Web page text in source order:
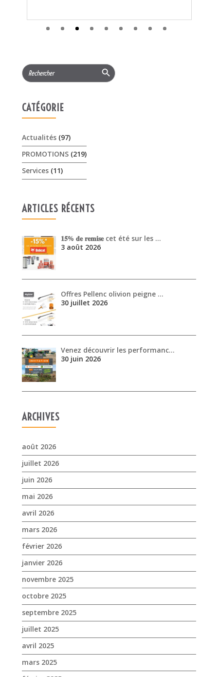
CATÉGORIE
PROMOTIONS
𝟏𝟓% 𝐝𝐞 𝐫𝐞𝐦𝐢𝐬𝐞 cet été sur les …
3 août 2026
Offres Pellenc olivion peigne …
30 juin 2026
ARCHIVES
août 2026
juillet 2026
mai 2026
mars 2026
février 2026
janvier 2026
novembre 2025
octobre 2025
septembre 2025
juillet 2025
avril 2025
mars 2025
février 2025
janvier 2025
décembre 2024
novembre 2024
octobre 2024